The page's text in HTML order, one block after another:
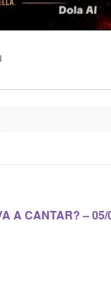
A CANTAR? –